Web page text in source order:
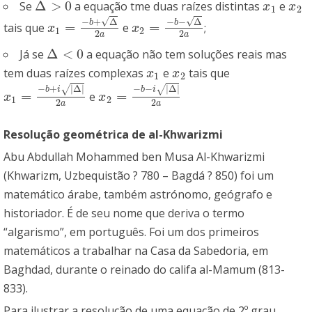
Se Δ > 0
Δ> 0 a equação tme duas raízes distintasx1
x1 ex2
x2
tais que x1 = −b+ Δ
√
2a
x1 −b +Δ2a ex2 = −b− Δ
√
2a
x2=−b −Δ2a
;
Já se Δ < 0
Δ< 0
a equação não tem soluções reais mas
tem duas raízes complexas x1
x1 ex2
x2 tais que
x1 = −b+i |Δ|
√
2a
x1 −b +i|Δ|2a ex2 = −b−i |Δ|
√
2a
x2= −b −i|Δ|2a
Resolução geométrica de al-Khwarizmi
Abu Abdullah Mohammed ben Musa Al-Khwarizmi
(Khwarizm, Uzbequistão ? 780 – Bagdá ? 850) foi um
matemático árabe, também astrónomo, geógrafo e
historiador. É de seu nome que deriva o termo
“algarismo”, em português. Foi um dos primeiros
matemáticos a trabalhar na Casa da Sabedoria, em
Baghdad, durante o reinado do califa al-Mamum (813-
833).